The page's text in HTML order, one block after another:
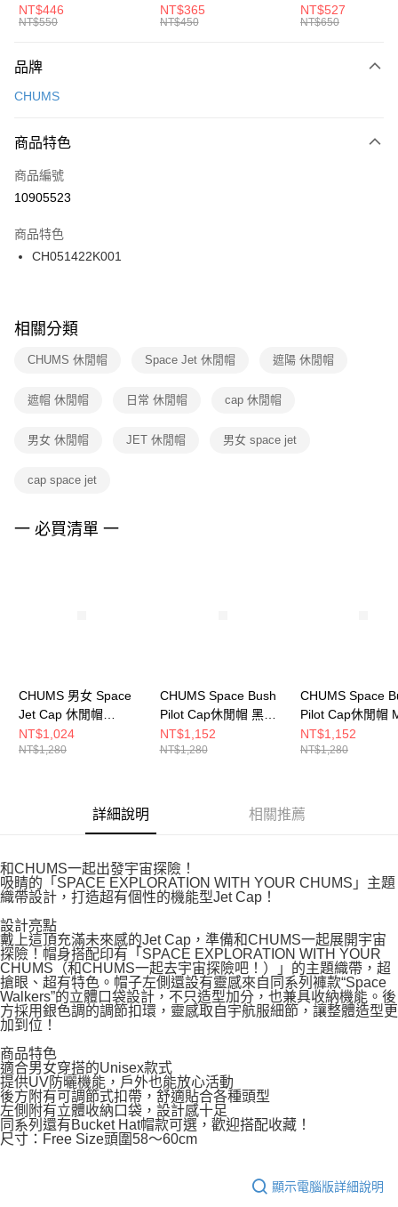
元大商業銀行
台灣樂天信用卡公司
AFTEE先享後付
【關於「AFTEE先享後付」】
便利好安心！
３．安心：先確認商品／服務後，再付款。
【「AFTEE先享後付」結帳流程】
１．於結帳方式選擇「AFTEE先享後付」後，將跳轉至「AFTEE先享後付」
２．訂單成立數日內，您將收到繳費通知簡訊。
３．收到繳費通知簡訊後14天內，點擊此簡訊中的連結，可透過四大超商／
ATM／網路銀行／等多元方式進行付款，方視為交易完成。
※ 交易是否成功請以「AFTEE先享後付 」之結帳頁面顯示為準，若有關於
是否繳費成功／繳費後需取消欲退款等相關疑問，請聯繫「AFTEE先享後付
客戶支援中心」https://netprotections.freshdesk.com/support/home
１．透過由恩沛科技股份有限公司提供之「AFTEE先享後付」服務完成之交
權轉讓予恩沛科技股份有限公司。
３．未成年的使用者請事先徵得法定代理人或監護人之同意方可使用
４．使用「AFTEE先享後付」時，將依據個別帳號之用戶狀況，依本公司即
運送方式
每筆NT$100，滿NT$1,500(含以上)免運費
宅配
每筆NT$100，滿NT$1,500(含以上)免運費
中統襪 FZ3393100
NT$446
NT$550
EMBRDY 男女 短統襪
FZ3073133
NT$365
NT$450
BA5871010
NT$527
NT$650
品牌
CHUMS
商品特色
商品編號
10905523
商品特色
CH051422K001
相關分類
CHUMS 休閒帽 Space Jet 休閒帽 遮陽 休閒帽
遮帽 休閒帽 日常 休閒帽 cap 休閒帽
男女 休閒帽 JET 休閒帽 男女 space jet
cap space jet
一 必買清單 一
CHUMS 男女 Space
Jet Cap 休閒帽
CH051422A001
NT$1,024
NT$1,280
CHUMS Space Bush
Pilot Cap休閒帽 黑色
CH051453K001
NT$1,152
NT$1,280
CHUMS Space
Pilot Cap休閒帽
CH051453Z409
NT$1,152
NT$1,280
詳細說明 相關推薦
和CHUMS一起出發宇宙探險！
吸睛的「SPACE EXPLORATION WITH YOUR CHUMS」主題
織帶設計，打造超有個性的機能型Jet Cap！
設計亮點
戴上這頂充滿未來感的Jet Cap，準備和CHUMS一起展開宇宙
探險！帽身搭配印有「SPACE EXPLORATION WITH YOUR
CHUMS（和CHUMS一起去宇宙探險吧！）」的主題織帶，超
搶眼、超有特色。帽子左側還設有靈感來自同系列褲款“Space
Walkers”的立體口袋設計，不只造型加分，也兼具收納機能。後
方採用銀色調的調節扣環，靈感取自宇航服細節，讓整體造型更
加到位！
商品特色
適合男女穿搭的Unisex款式
提供UV防曬機能，戶外也能放心活動
後方附有可調節式扣帶，舒適貼合各種頭型
左側附有立體收納口袋，設計感十足
同系列還有Bucket Hat帽款可選，歡迎搭配收藏！
尺寸：Free Size頭圍58～60cm
顯示電腦版詳細說明